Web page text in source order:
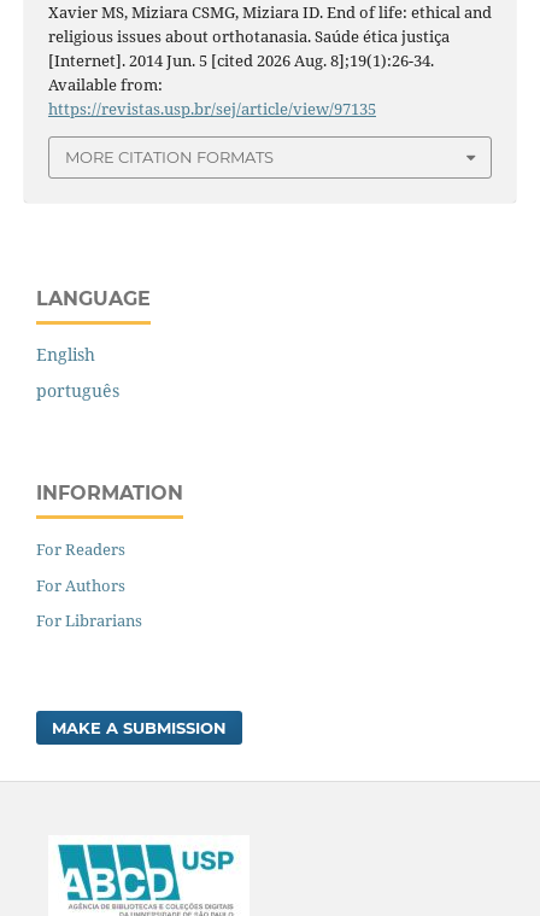
Xavier MS, Miziara CSMG, Miziara ID. End of life: ethical and
religious issues about orthotanasia. Saúde ética justiça
[Internet]. 2014 Jun. 5 [cited 2026 Aug. 8];19(1):26-34.
Available from:
https://revistas.usp.br/sej/article/view/97135
MORE CITATION FORMATS
LANGUAGE
English
português
INFORMATION
For Readers
For Authors
For Librarians
MAKE A SUBMISSION